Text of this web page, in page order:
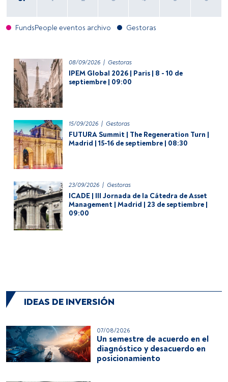
FundsPeople eventos archivo Gestoras
08/09/2026 | Gestoras
IPEM Global 2026 | Paris | 8 - 10 de
septiembre | 09:00
15/09/2026 | Gestoras
FUTURA Summit | The Regeneration Turn |
Madrid | 15-16 de septiembre | 08:30
23/09/2026 | Gestoras
ICADE | III Jornada de la Cátedra de Asset
Management | Madrid | 23 de septiembre |
09:00
IDEAS DE INVERSIÓN
07/08/2026
Un semestre de acuerdo en el
diagnóstico y desacuerdo en
posicionamiento